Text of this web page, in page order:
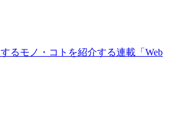
るモノ・コトを紹介する連載「Web